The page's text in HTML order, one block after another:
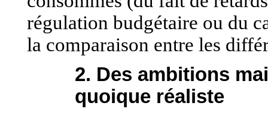
régulation budgétaire ou du
la comparaison entre les
2. Des ambitions
quoique réaliste